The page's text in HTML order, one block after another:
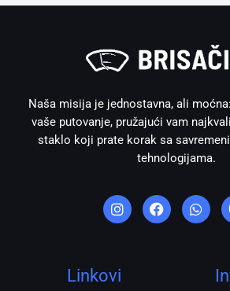
Naša misija je jednostavna, ali
vaše putovanje, pružajući vam
staklo koji prate korak sa
tehnologijama.
n
s
t
r
a
a
c
e
h
a
t
Linkovi